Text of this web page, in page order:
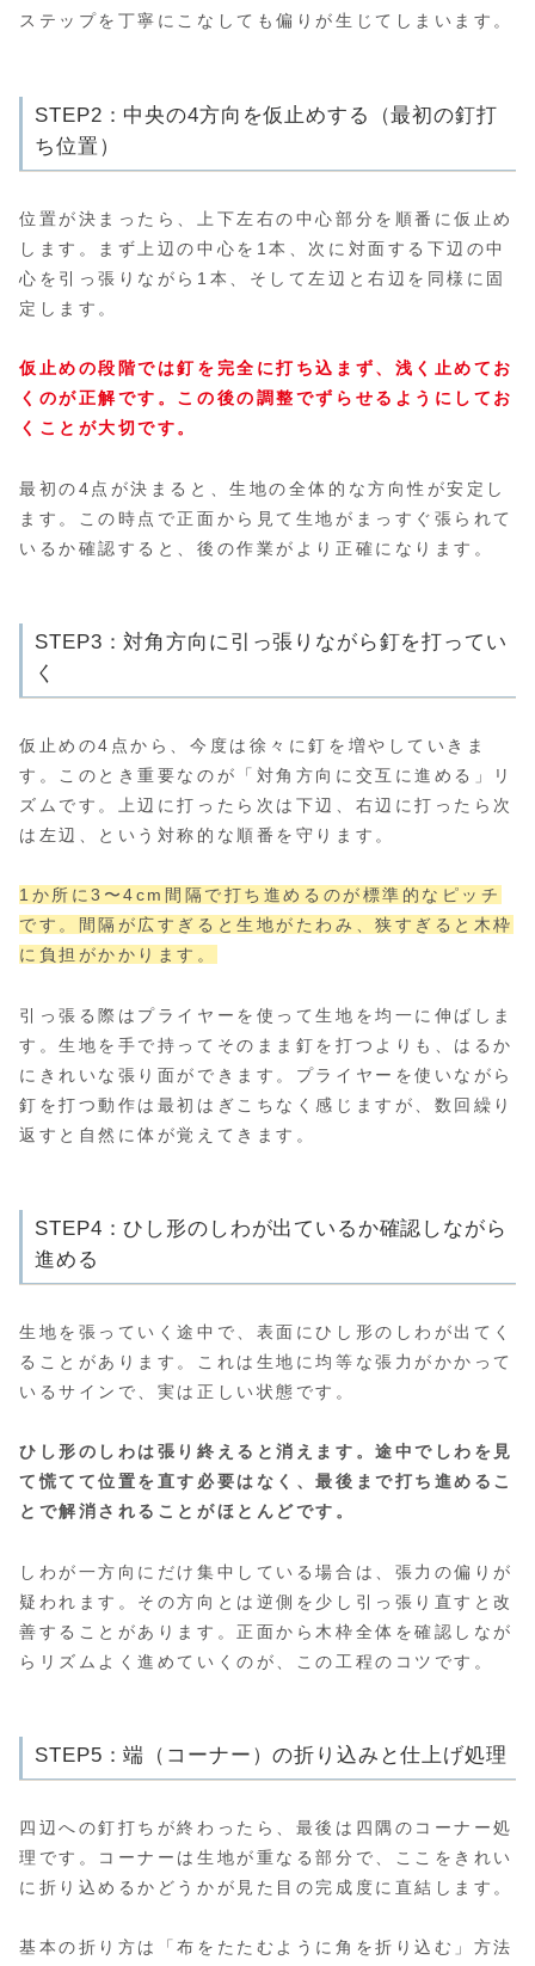
ステップを丁寧にこなしても偏りが生じてしまいます。
STEP2：中央の4方向を仮止めする（最初の釘打
ち位置）
位置が決まったら、上下左右の中心部分を順番に仮止め
します。まず上辺の中心を1本、次に対面する下辺の中
心を引っ張りながら1本、そして左辺と右辺を同様に固
定します。
仮止めの段階では釘を完全に打ち込まず、浅く止めてお
くのが正解です。この後の調整でずらせるようにしてお
くことが大切です。
最初の4点が決まると、生地の全体的な方向性が安定し
ます。この時点で正面から見て生地がまっすぐ張られて
いるか確認すると、後の作業がより正確になります。
STEP3：対角方向に引っ張りながら釘を打ってい
く
仮止めの4点から、今度は徐々に釘を増やしていきま
す。このとき重要なのが「対角方向に交互に進める」リ
ズムです。上辺に打ったら次は下辺、右辺に打ったら次
は左辺、という対称的な順番を守ります。
1か所に3〜4cm間隔で打ち進めるのが標準的なピッチ
です。間隔が広すぎると生地がたわみ、狭すぎると木枠
に負担がかかります。
引っ張る際はプライヤーを使って生地を均一に伸ばしま
す。生地を手で持ってそのまま釘を打つよりも、はるか
にきれいな張り面ができます。プライヤーを使いながら
釘を打つ動作は最初はぎこちなく感じますが、数回繰り
返すと自然に体が覚えてきます。
STEP4：ひし形のしわが出ているか確認しながら
進める
生地を張っていく途中で、表面にひし形のしわが出てく
ることがあります。これは生地に均等な張力がかかって
いるサインで、実は正しい状態です。
ひし形のしわは張り終えると消えます。途中でしわを見
て慌てて位置を直す必要はなく、最後まで打ち進めるこ
とで解消されることがほとんどです。
しわが一方向にだけ集中している場合は、張力の偏りが
疑われます。その方向とは逆側を少し引っ張り直すと改
善することがあります。正面から木枠全体を確認しなが
らリズムよく進めていくのが、この工程のコツです。
STEP5：端（コーナー）の折り込みと仕上げ処理
四辺への釘打ちが終わったら、最後は四隅のコーナー処
理です。コーナーは生地が重なる部分で、ここをきれい
に折り込めるかどうかが見た目の完成度に直結します。
基本の折り方は「布をたたむように角を折り込む」方法